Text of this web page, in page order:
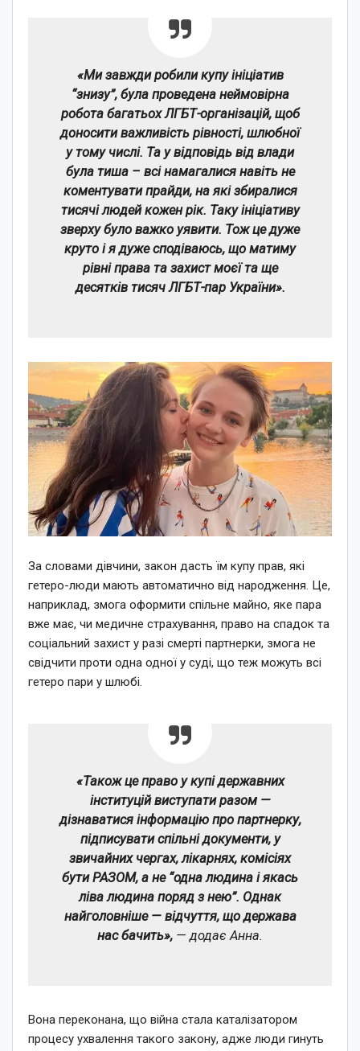
«Ми завжди робили купу ініціатив
“знизу”, була проведена неймовірна
робота багатьох ЛГБТ-організацій, щоб
доносити важливість рівності, шлюбної
у тому числі. Та у відповідь від влади
була тиша – всі намагалися навіть не
коментувати прайди, на які збиралися
тисячі людей кожен рік. Таку ініціативу
зверху було важко уявити. Тож це дуже
круто і я дуже сподіваюсь, що матиму
рівні права та захист моєї та ще
десятків тисяч ЛГБТ-пар України».
За словами дівчини, закон дасть їм купу прав, які
гетеро-люди мають автоматично від народження. Це,
наприклад, змога оформити спільне майно, яке пара
вже має, чи медичне страхування, право на спадок та
соціальний захист у разі смерті партнерки, змога не
свідчити проти одна одної у суді, що теж можуть всі
гетеро пари у шлюбі.
«Також це право у купі державних
інституцій виступати разом —
дізнаватися інформацію про партнерку,
підписувати спільні документи, у
звичайних чергах, лікарнях, комісіях
бути РАЗОМ, а не “одна людина і якась
ліва людина поряд з нею”. Однак
найголовніше — відчуття, що держава
нас бачить», — додає Анна.
Вона переконана, що війна стала каталізатором
процесу ухвалення такого закону, адже люди гинуть